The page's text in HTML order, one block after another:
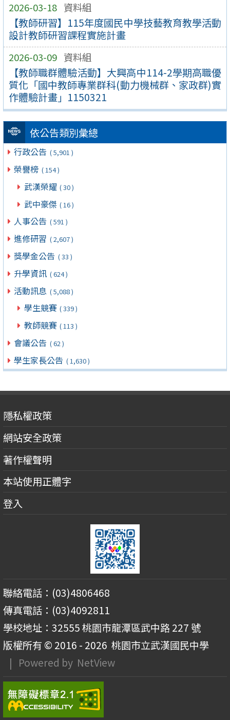
2026-03-18 資料組
【教師研習】115年度國民中學技藝教育教學活動
設計教師研習課程實施計畫
2026-03-09 資料組
【教師職群體驗活動】大興高中114-2學期高職優
質化「國中教師專業群科(動力機械群、家政群)實
作體驗計畫」1150321
依公告類別彙總
行政公告 ( 5,901 )
榮譽榜 ( 154 )
武漢榮耀 ( 30 )
武中豪傑 ( 16 )
人事公告 ( 591 )
進修研習 ( 2,607 )
獎學金公告 ( 33 )
升學資訊 ( 624 )
活動訊息 ( 5,088 )
學生競賽 ( 339 )
教師競賽 ( 113 )
會議公告 ( 62 )
學生家長公告 ( 1,630 )
隱私權政策
網站安全政策
著作權聲明
本站使用正體字
登入
聯絡電話：(03)4806468
傳真電話：(03)4092811
學校地址：32555 桃園市龍潭區武中路 227 號
版權所有 © 2016 - 2026 桃園市立武漢國民中學
| Powered by NetView